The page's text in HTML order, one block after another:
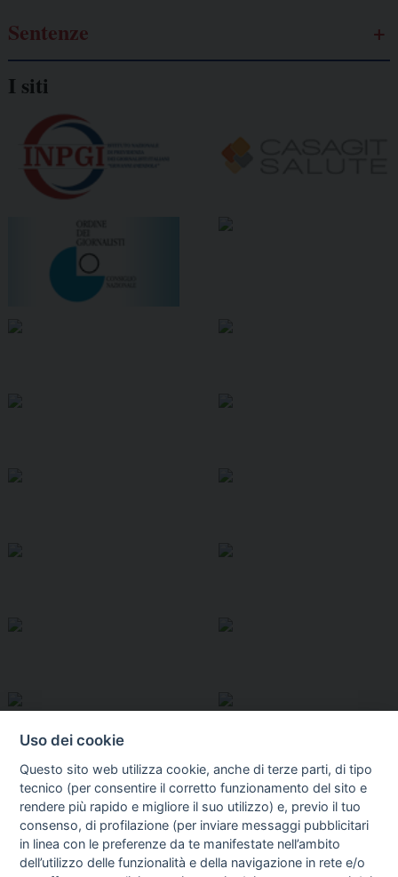
Sentenze
I siti
I libri Vedi tutti
Uso dei cookie
Questo sito web utilizza cookie, anche di terze parti, di tipo
tecnico (per consentire il corretto funzionamento del sito e
rendere più rapido e migliore il suo utilizzo) e, previo il tuo
consenso, di profilazione (per inviare messaggi pubblicitari
in linea con le preferenze da te manifestate nell’ambito
dell’utilizzo delle funzionalità e della navigazione in rete e/o